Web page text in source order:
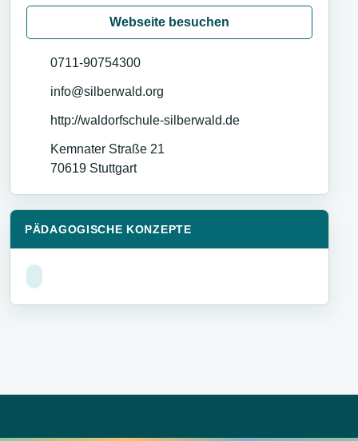
Webseite besuchen
0711-90754300
info@silberwald.org
http://waldorfschule-silberwald.de
Kemnater Straße 21
70619 Stuttgart
PÄDAGOGISCHE KONZEPTE